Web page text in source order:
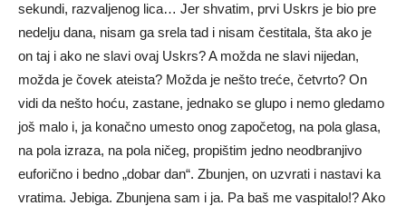
sekundi, razvaljenog lica… Jer shvatim, prvi Uskrs je bio pre
nedelju dana, nisam ga srela tad i nisam čestitala, šta ako je
on taj i ako ne slavi ovaj Uskrs? A možda ne slavi nijedan,
možda je čovek ateista? Možda je nešto treće, četvrto? On
vidi da nešto hoću, zastane, jednako se glupo i nemo gledamo
još malo i, ja konačno umesto onog započetog, na pola glasa,
na pola izraza, na pola ničeg, propištim jedno neodbranjivo
euforično i bedno „dobar dan“. Zbunjen, on uzvrati i nastavi ka
vratima. Jebiga. Zbunjena sam i ja. Pa baš me vaspitalo!? Ako